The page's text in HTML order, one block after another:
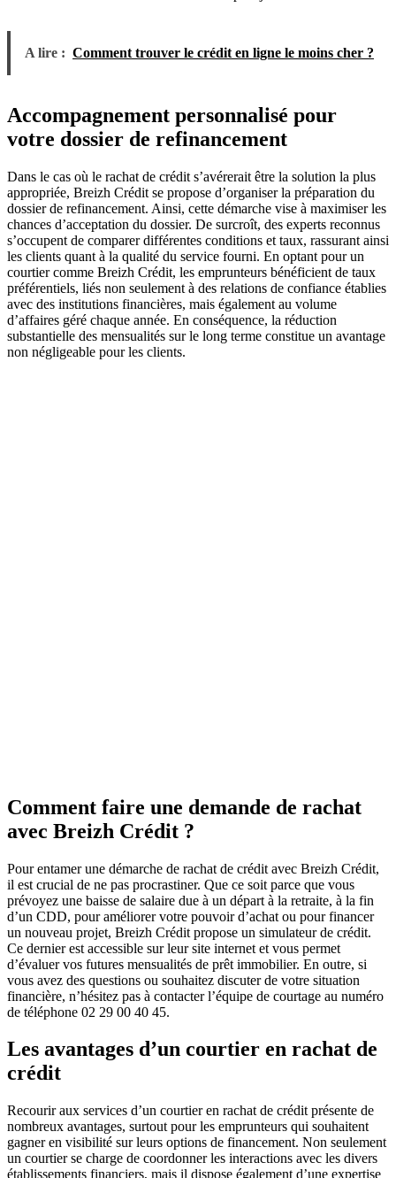
A lire : Comment trouver le crédit en ligne le moins cher ?
Accompagnement personnalisé pour
votre dossier de refinancement
Dans le cas où le rachat de crédit s’avérerait être la solution la plus
appropriée, Breizh Crédit se propose d’organiser la préparation du
dossier de refinancement. Ainsi, cette démarche vise à maximiser les
chances d’acceptation du dossier. De surcroît, des experts reconnus
s’occupent de comparer différentes conditions et taux, rassurant ainsi
les clients quant à la qualité du service fourni. En optant pour un
courtier comme Breizh Crédit, les emprunteurs bénéficient de taux
préférentiels, liés non seulement à des relations de confiance établies
avec des institutions financières, mais également au volume
d’affaires géré chaque année. En conséquence, la réduction
substantielle des mensualités sur le long terme constitue un avantage
non négligeable pour les clients.
Comment faire une demande de rachat
avec Breizh Crédit ?
Pour entamer une démarche de rachat de crédit avec Breizh Crédit,
il est crucial de ne pas procrastiner. Que ce soit parce que vous
prévoyez une baisse de salaire due à un départ à la retraite, à la fin
d’un CDD, pour améliorer votre pouvoir d’achat ou pour financer
un nouveau projet, Breizh Crédit propose un simulateur de crédit.
Ce dernier est accessible sur leur site internet et vous permet
d’évaluer vos futures mensualités de prêt immobilier. En outre, si
vous avez des questions ou souhaitez discuter de votre situation
financière, n’hésitez pas à contacter l’équipe de courtage au numéro
de téléphone 02 29 00 40 45.
Les avantages d’un courtier en rachat de
crédit
Recourir aux services d’un courtier en rachat de crédit présente de
nombreux avantages, surtout pour les emprunteurs qui souhaitent
gagner en visibilité sur leurs options de financement. Non seulement
un courtier se charge de coordonner les interactions avec les divers
établissements financiers, mais il dispose également d’une expertise